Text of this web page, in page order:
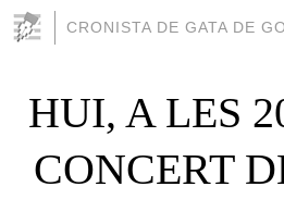
CRONISTA DE GATA DE
HUI, A LES
CONCERT